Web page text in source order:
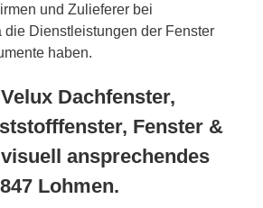
und Zulieferer bei
die Dienstleistungen der Fenster
haben.
Dachfenster,
Fenster &
ansprechendes
Lohmen.